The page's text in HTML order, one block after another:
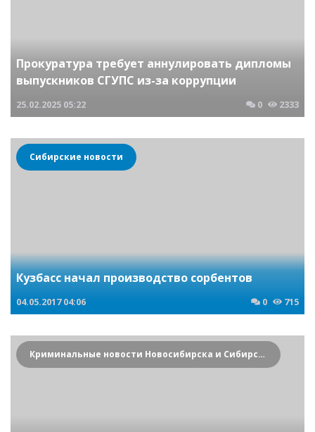
Прокуратура требует аннулировать дипломы
выпускников СГУПС из-за коррупции
25.02.2025 05:22 0 2333
Сибирские новости
Кузбасс начал производство сорбентов
04.05.2017 04:06 0 715
Криминальные новости Новосибирска и Сибирского региона